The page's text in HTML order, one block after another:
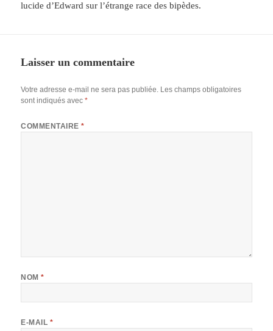
lucide d’Edward sur l’étrange race des bipèdes.
Laisser un commentaire
Votre adresse e-mail ne sera pas publiée. Les champs obligatoires
sont indiqués avec*
COMMENTAIRE*
NOM*
E-MAIL *